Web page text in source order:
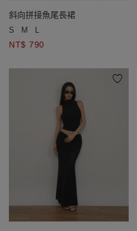
斜向拼接魚尾長裙
S M L
NT$ 790